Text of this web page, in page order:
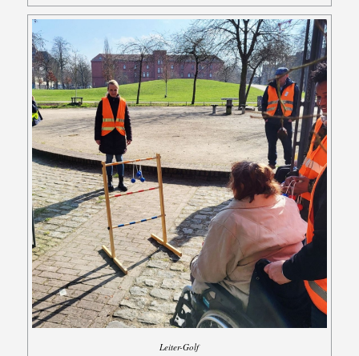
Leiter-Golf